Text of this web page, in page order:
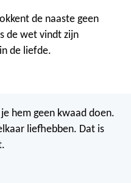
de naaste geen
de wet vindt zijn
de liefde.
hem geen kwaad doen.
liefhebben. Dat is